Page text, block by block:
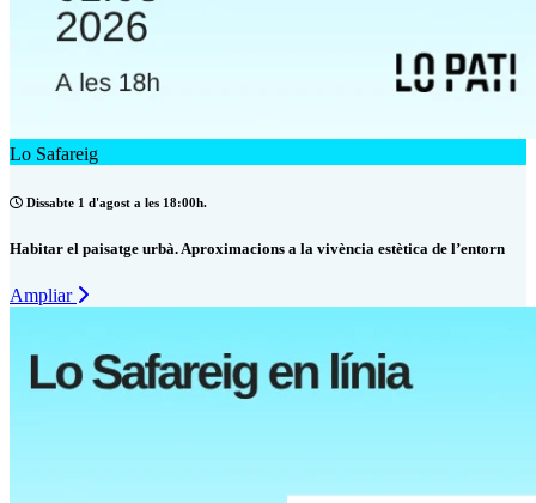
Lo Safareig
Dissabte 1 d'agost a les 18:00h.
Habitar el paisatge urbà. Aproximacions a la vivència estètica de l’entorn
Ampliar